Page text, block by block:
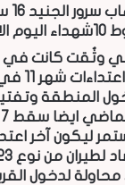
دخول المنطقة
ليكون آخر